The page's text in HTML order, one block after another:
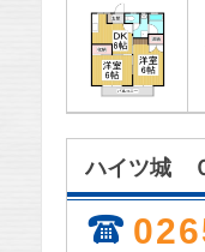
ハイツ城